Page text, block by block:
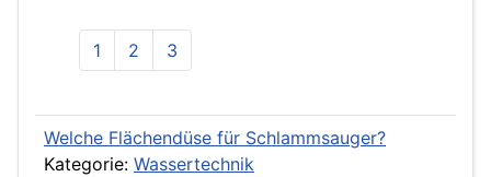
1 2 3
Welche Flächendüse für Schlammsauger?
Kategorie: Wassertechnik